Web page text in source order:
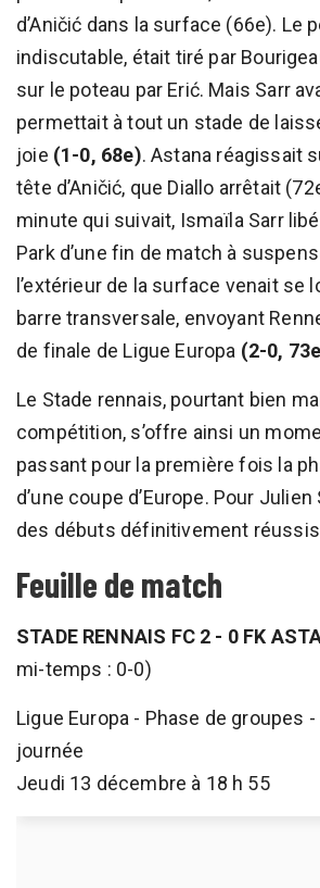
d’Aničić dans la surface (66e). Le
indiscutable, était tiré par
sur le poteau par Erić. Mais Sarr
permettait à tout un stade de
joie (1-0, 68e). Astana réagissait
tête d’Aničić, que Diallo arrêtait
minute qui suivait, Ismaïla Sarr
Park d’une fin de match à
l’extérieur de la surface venait se
barre transversale, envoyant
de finale de Ligue Europa (2-0,
Le Stade rennais, pourtant bien
compétition, s’offre ainsi un
passant pour la première fois la
d’une coupe d’Europe. Pour Julien
des débuts définitivement
Feuille de match
STADE RENNAIS FC 2 - 0 FK
mi-temps : 0-0)
Ligue Europa - Phase de groupes -
journée
Jeudi 13 décembre à 18 h 55